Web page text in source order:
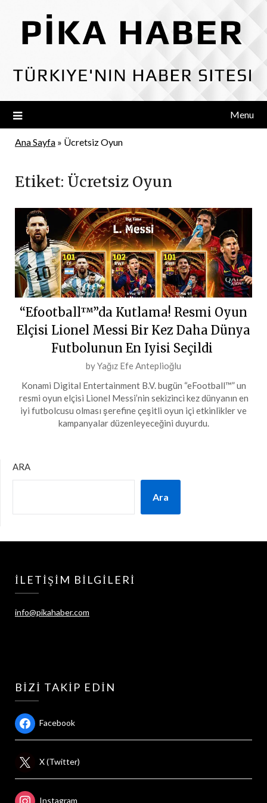
content
Menu
Ana Sayfa » Ücretsiz Oyun
Etiket: Ücretsiz Oyun
“Efootball™”da Kutlama! Resmi Oyun
Elçisi Lionel Messi Bir Kez Daha Dünya
Futbolunun En Iyisi Seçildi
Posted
on
2
Kasım
2023
byYağız Efe Anteplioğlu
Konami Digital Entertainment B.V. bugün “eFootball™” un
resmi oyun elçisi Lionel Messi’nin sekizinci kez dünyanın en
iyi futbolcusu olması şerefine çeşitli oyun içi etkinlikler ve
kampanyalar düzenleyeceğini duyurdu.
ARA
Ara
İLETIŞIM BILGILERI
info@pikahaber.com
BIZI TAKIP EDIN
Facebook
X (Twitter)
Instagram